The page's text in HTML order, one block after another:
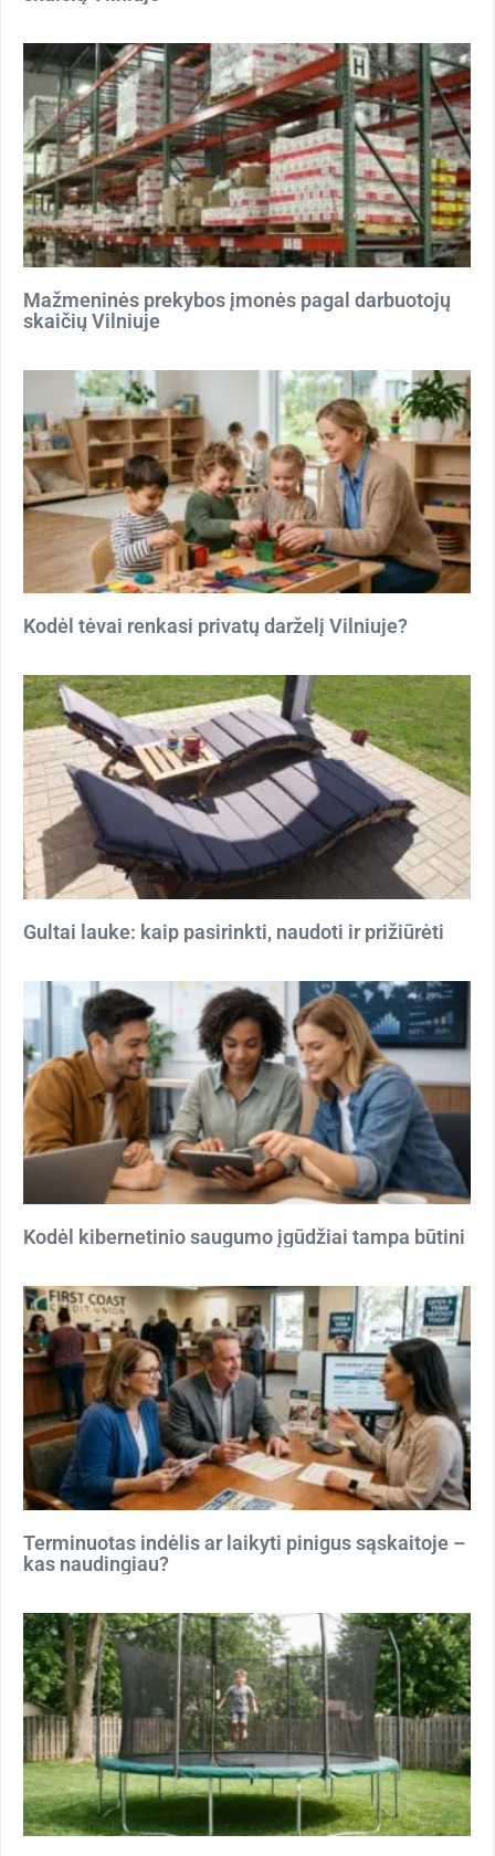
Mažmeninės prekybos įmonės pagal darbuotojų
skaičių Vilniuje
Kodėl tėvai renkasi privatų darželį Vilniuje?
Gultai lauke: kaip pasirinkti, naudoti ir prižiūrėti
Kodėl kibernetinio saugumo įgūdžiai tampa būtini
Terminuotas indėlis ar laikyti pinigus sąskaitoje –
kas naudingiau?